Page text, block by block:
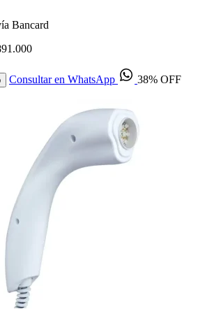
Bancard
Consultar en WhatsApp 38% OFF